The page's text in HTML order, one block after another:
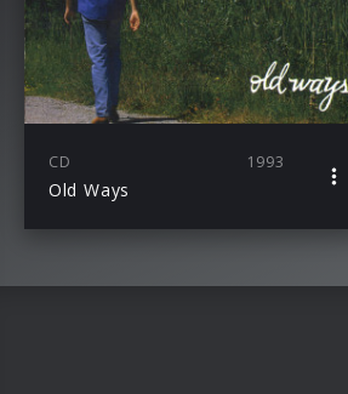
CD 1993
Old Ways